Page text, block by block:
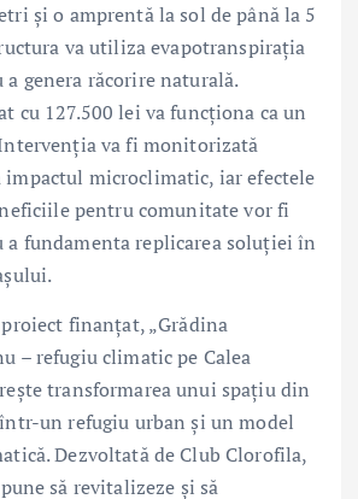
și o amprentă la sol de până la 5
va utiliza evapotranspirația
genera răcorire naturală.
cu 127.500 lei va funcționa ca un
va fi monitorizată
impactul microclimatic, iar efectele
pentru comunitate vor fi
a fundamenta replicarea soluției în
finanțat, „Grădina
– refugiu climatic pe Calea
transformarea unui spațiu din
un refugiu urban și un model
Dezvoltată de Club Clorofila,
să revitalizeze și să